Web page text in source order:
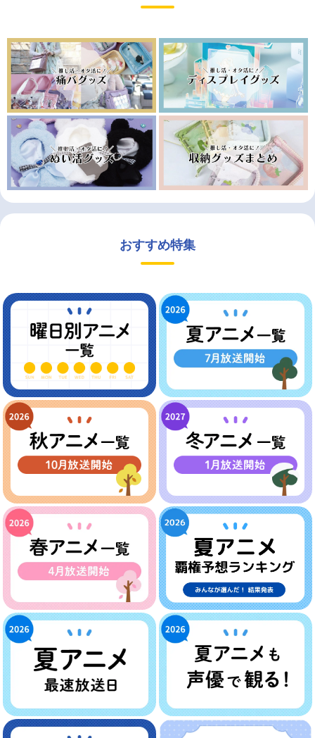
おすすめ特集